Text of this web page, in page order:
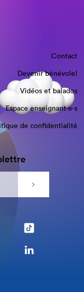
Contact
Devenir bénévole!
Vidéos et balados
Espace enseignant·e⋅s
de confidentialité